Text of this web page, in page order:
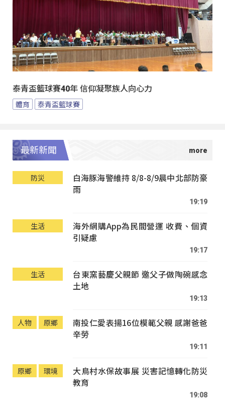
泰青盃籃球賽40年 信仰凝聚族人向心力
體育 泰青盃籃球賽
最新新聞
防災
白海豚海警維持 8/8-8/9晨中北部防豪
雨
19:19
生活
海外網購App為民間營運 收費、個資
引疑慮
19:17
生活
台東窯藝慶父親節 邀父子做陶碗感念
土地
19:13
人物 原鄉
南投仁愛表揚16位模範父親 感謝爸爸
辛勞
19:11
原鄉 環境
大鳥村水保故事展 災害記憶轉化防災
教育
19:08